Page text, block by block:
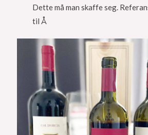
Dette må man skaffe seg.
til Å